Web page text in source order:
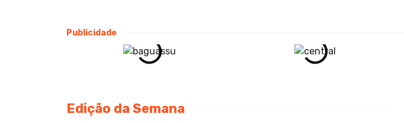
Publicidade
Edição da Semana